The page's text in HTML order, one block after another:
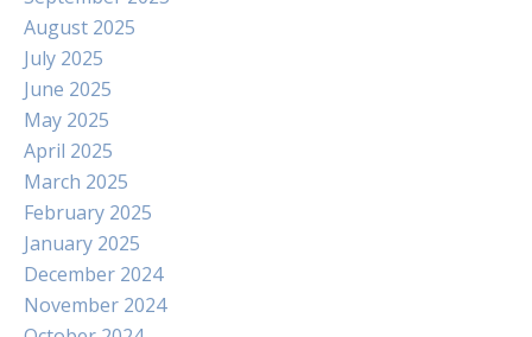
August 2025
July 2025
June 2025
May 2025
April 2025
March 2025
February 2025
January 2025
December 2024
November 2024